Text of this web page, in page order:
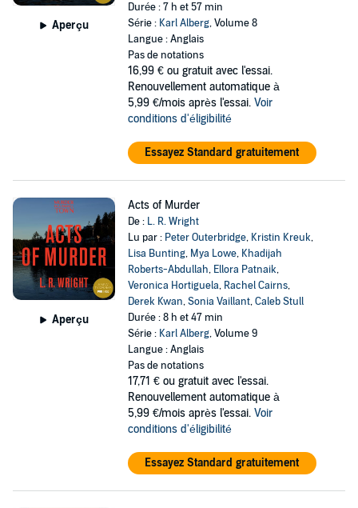
Aperçu
Durée : 7 h et 57 min
Série : Karl Alberg, Volume 8
Langue : Anglais
Pas de notations
16,99 € ou gratuit avec l'essai.
Renouvellement automatique à
5,99 €/mois après l'essai. Voir
conditions d'éligibilité
Essayez Standard gratuitement
Aperçu
Acts of Murder
De : L. R. Wright
Lu par : Peter Outerbridge, Kristin Kreuk,
Lisa Bunting, Mya Lowe, Khadijah
Roberts-Abdullah, Ellora Patnaik,
Veronica Hortiguela, Rachel Cairns,
Derek Kwan,Sonia Vaillant,Caleb Stull
Durée : 8 h et 47 min
Série : Karl Alberg, Volume 9
Langue : Anglais
Pas de notations
17,71 € ou gratuit avec l'essai.
Renouvellement automatique à
5,99 €/mois après l'essai. Voir
conditions d'éligibilité
Essayez Standard gratuitement